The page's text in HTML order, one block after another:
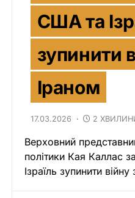
США та
зупинити
Іраном
17.03.2026 2
Верховний
політики Кая Каллас
Ізраїль зупинити